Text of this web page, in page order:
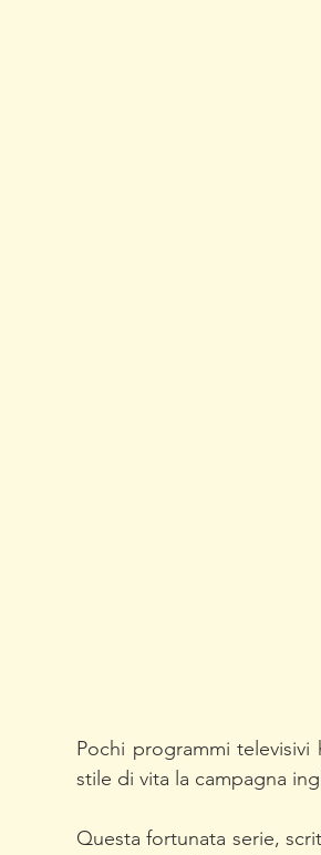
Pochi programmi
stile di vita la campagna
Questa fortunata serie,